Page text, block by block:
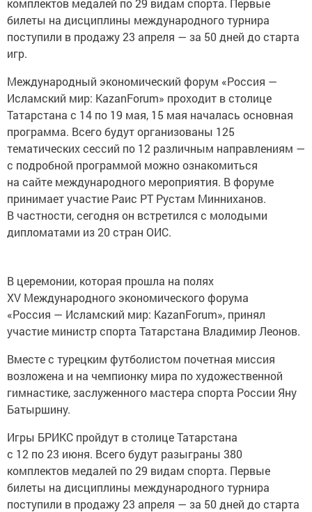
комплектов медалей по 29 видам спорта. Первые
билеты на дисциплины международного турнира
поступили в продажу 23 апреля — за 50 дней до старта
игр.
Международный экономический форум «Россия —
Исламский мир: KazanForum» проходит в столице
Татарстана с 14 по 19 мая, 15 мая началась основная
программа. Всего будут организованы 125
тематических сессий по 12 различным направлениям —
с подробной программой можно ознакомиться
на сайте международного мероприятия. В форуме
принимает участие Раис РТ Рустам Минниханов.
В частности, сегодня он встретился с молодыми
дипломатами из 20 стран ОИС.
В церемонии, которая прошла на полях
XV Международного экономического форума
«Россия — Исламский мир: KazanForum», принял
участие министр спорта Татарстана Владимир Леонов.
Вместе с турецким футболистом почетная миссия
возложена и на чемпионку мира по художественной
гимнастике, заслуженного мастера спорта России Яну
Батыршину.
Игры БРИКС пройдут в столице Татарстана
с 12 по 23 июня. Всего будут разыграны 380
комплектов медалей по 29 видам спорта. Первые
билеты на дисциплины международного турнира
поступили в продажу 23 апреля — за 50 дней до старта